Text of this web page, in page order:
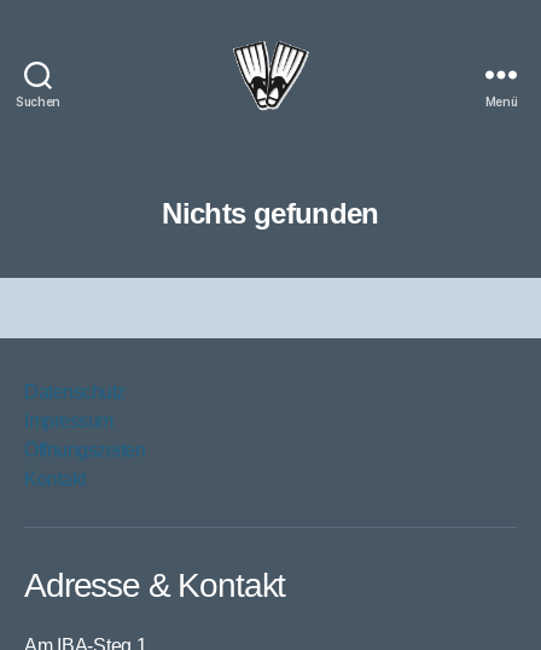
Suchen Menü
Nichts gefunden
Datenschutz
Impressum
Öffnungszeiten
Kontakt
Adresse & Kontakt
Am IBA-Steg 1